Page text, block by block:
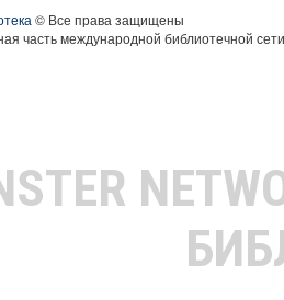
© Все права защищены
часть международной библиотечной